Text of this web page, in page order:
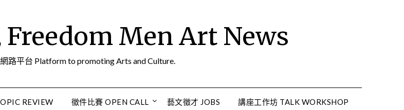
Freedom Men Art News
路平台 Platform to promoting Arts and Culture.
REVIEW 徵件比賽 OPEN CALL 藝文徵才 JOBS 講座工作坊 TALK WORKSHOP